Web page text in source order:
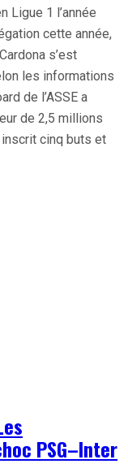
Ligue 1 l’année
cette année,
s’est
les informations
de l’ASSE a
de 2,5 millions
inscrit cinq buts et
PSG–Inter